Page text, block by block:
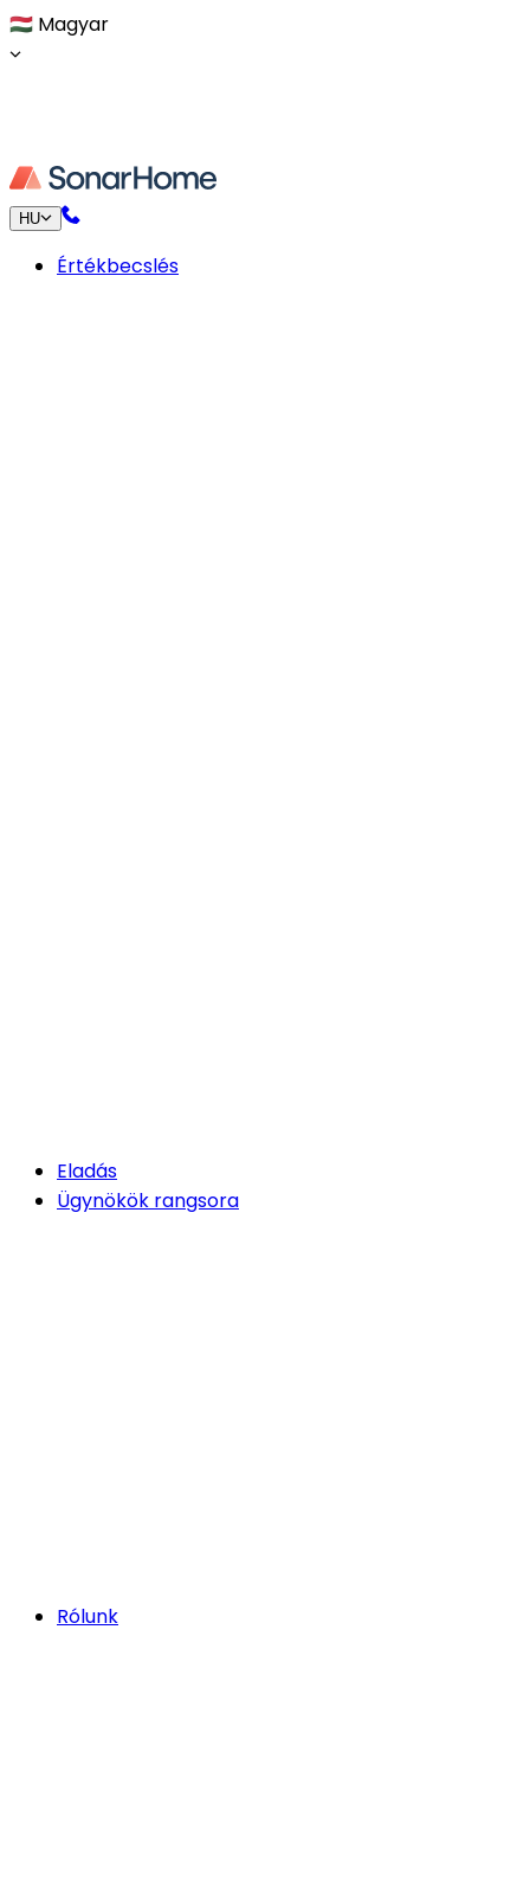
🇭🇺 Magyar
HU
Értékbecslés
Eladás
Ügynökök rangsora
Rólunk